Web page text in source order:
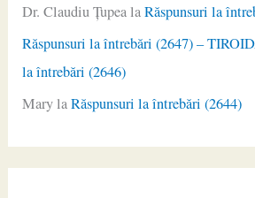
Dr. Claudiu ŢupealaRăspunsuri la
Răspunsuri la întrebări (2647) –
la întrebări (2646)
MarylaRăspunsuri la întrebări (2644)